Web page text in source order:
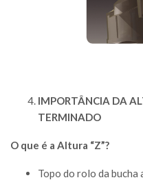
IMPORTÂNCIA DA
TERMINADO
O que é a Altura “Z”?
Topo do rolo da